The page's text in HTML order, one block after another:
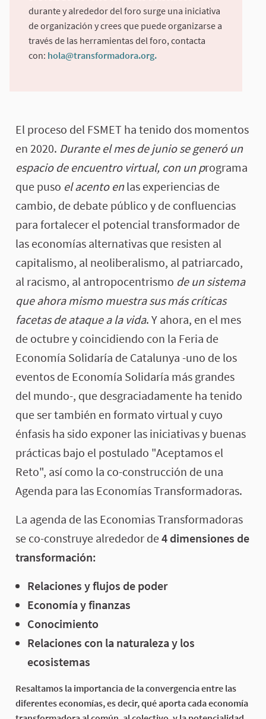
durante y alrededor del foro surge una iniciativa
de organización y crees que puede organizarse a
través de las herramientas del foro, contacta
con: hola@transformadora.org.
El proceso del FSMET ha tenido dos momentos
en 2020. Durante el mes de junio se generó un
espacio de encuentro virtual, con un programa
que puso el acento enlas experiencias de
cambio, de debate público y de confluencias
para fortalecer el potencial transformador de
las economías alternativas que resisten al
capitalismo, al neoliberalismo, al patriarcado,
al racismo, al antropocentrismo de un sistema
que ahora mismo muestra sus más críticas
facetas de ataque a la vida. Y ahora, en el mes
de octubre y coincidiendo con la Feria de
Economía Solidaría de Catalunya -uno de los
eventos de Economía Solidaría más grandes
del mundo-, que desgraciadamente ha tenido
que ser también en formato virtual y cuyo
énfasis ha sido exponer las iniciativas y buenas
prácticas bajo el postulado "Aceptamos el
Reto", así como la co-construcción de una
Agenda para las Economías Transformadoras.
La agenda de las Economias Transformadoras
se co-construye alrededor de4 dimensiones de
transformación:
Relaciones y flujos de poder
Economía y finanzas
Conocimiento
Relaciones con la naturaleza y los
ecosistemas
Resaltamos la importancia de la convergencia entre las
diferentes economías, es decir, qué aporta cada economía